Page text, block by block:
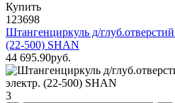
Купить
123698
Штангенциркуль д/
(22-500) SHAN
44 695.90pуб.
3